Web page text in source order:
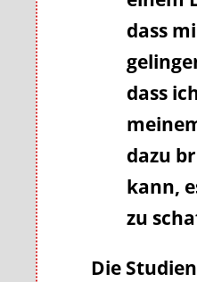
dass
dass
dazu
kann,
zu
Die Studien